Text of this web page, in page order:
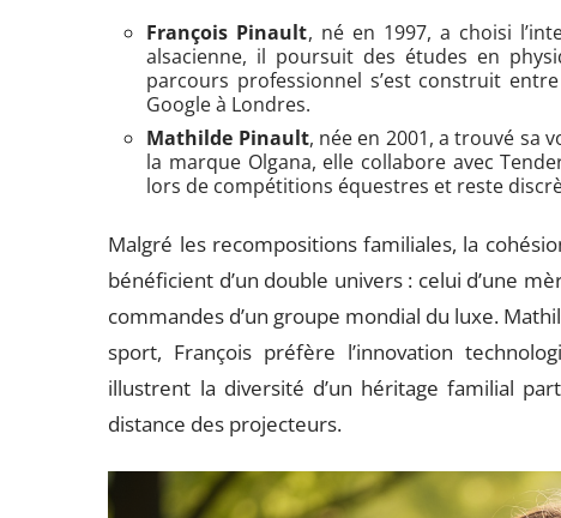
François Pinault, né en 1997, a choisi
alsacienne, il poursuit des études en
parcours professionnel s’est construit
Google à Londres.
Mathilde Pinault, née en 2001, a trouvé sa
la marque Olgana, elle collabore avec
lors de compétitions équestres et reste
Malgré les recompositions familiales, la
bénéficient d’un double univers : celui d’une
commandes d’un groupe mondial du luxe.
sport, François préfère l’innovation
illustrent la diversité d’un héritage familial
distance des projecteurs.